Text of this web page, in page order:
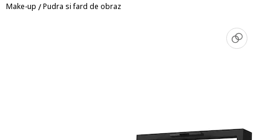
Make-up /Pudra si fard de obraz